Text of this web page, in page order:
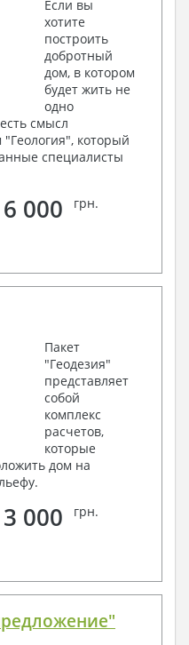
Если вы
хотите
построить
добротный
дом, в котором
будет жить не
одно
смысл
"Геология", который
специалисты
6 000 грн.
Пакет
"Геодезия"
представляет
собой
комплекс
расчетов,
которые
дом на
3 000 грн.